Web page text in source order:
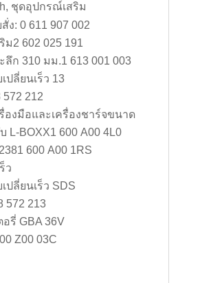
ชุดอุปกรณ์เสริม
ง: 0 611 907 002
ม2 602 025 191
ลึก 310 มม.1 613 001 003
ปลี่ยนเร็ว 13
572 212
องมือและเครื่องชาร์จขนาด
L-BOXX1 600 A00 4L0
1 600 A00 1RS
ว
ปลี่ยนเร็ว SDS
572 213
อรี่ GBA 36V
Z00 03C